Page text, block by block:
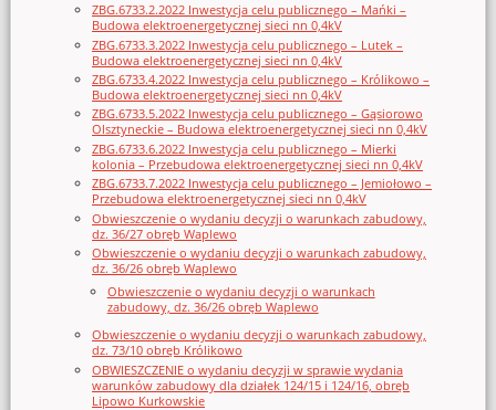
ZBG.6733.2.2022 Inwestycja celu publicznego – Mańki –
Budowa elektroenergetycznej sieci nn 0,4kV
ZBG.6733.3.2022 Inwestycja celu publicznego – Lutek –
Budowa elektroenergetycznej sieci nn 0,4kV
ZBG.6733.4.2022 Inwestycja celu publicznego – Królikowo –
Budowa elektroenergetycznej sieci nn 0,4kV
ZBG.6733.5.2022 Inwestycja celu publicznego – Gąsiorowo
Olsztyneckie – Budowa elektroenergetycznej sieci nn 0,4kV
ZBG.6733.6.2022 Inwestycja celu publicznego – Mierki
kolonia – Przebudowa elektroenergetycznej sieci nn 0,4kV
ZBG.6733.7.2022 Inwestycja celu publicznego – Jemiołowo –
Przebudowa elektroenergetycznej sieci nn 0,4kV
Obwieszczenie o wydaniu decyzji o warunkach zabudowy,
dz. 36/27 obręb Waplewo
Obwieszczenie o wydaniu decyzji o warunkach zabudowy,
dz. 36/26 obręb Waplewo
Obwieszczenie o wydaniu decyzji o warunkach
zabudowy, dz. 36/26 obręb Waplewo
Obwieszczenie o wydaniu decyzji o warunkach zabudowy,
dz. 73/10 obręb Królikowo
OBWIESZCZENIE o wydaniu decyzji w sprawie wydania
warunków zabudowy dla działek 124/15 i 124/16, obręb
Lipowo Kurkowskie